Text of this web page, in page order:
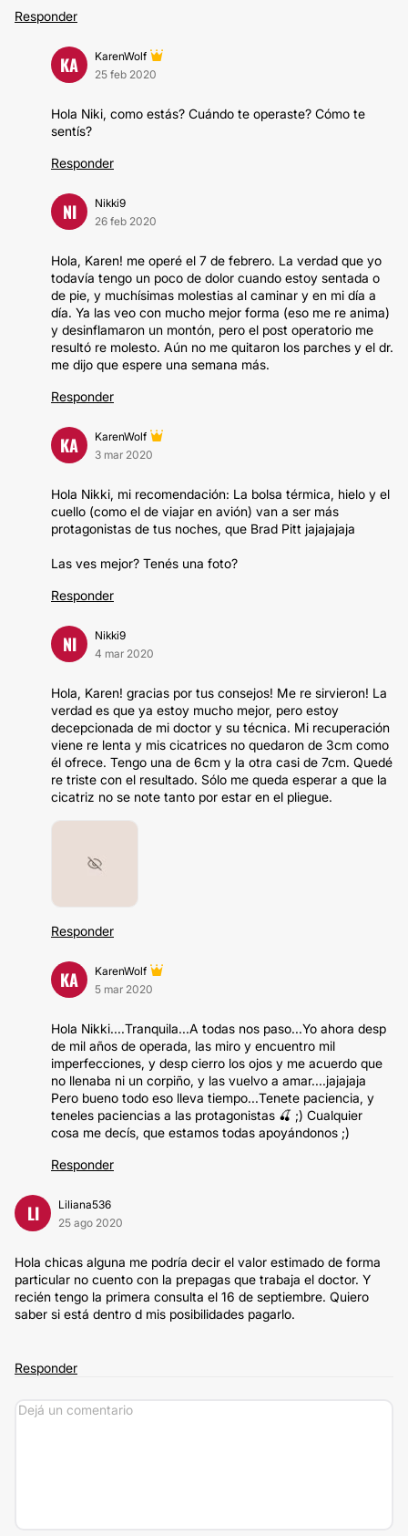
Responder
KA
KarenWolf
25 feb 2020
Hola Niki, como estás? Cuándo te operaste? Cómo te
sentís?
Responder
NI
Nikki9
26 feb 2020
Hola, Karen! me operé el 7 de febrero. La verdad que yo
todavía tengo un poco de dolor cuando estoy sentada o
de pie, y muchísimas molestias al caminar y en mi día a
día. Ya las veo con mucho mejor forma (eso me re anima)
y desinflamaron un montón, pero el post operatorio me
resultó re molesto. Aún no me quitaron los parches y el dr.
me dijo que espere una semana más.
Responder
KA
KarenWolf
3 mar 2020
Hola Nikki, mi recomendación: La bolsa térmica, hielo y el
cuello (como el de viajar en avión) van a ser más
protagonistas de tus noches, que Brad Pitt jajajajaja
Las ves mejor? Tenés una foto?
Responder
NI
Nikki9
4 mar 2020
Hola, Karen! gracias por tus consejos! Me re sirvieron! La
verdad es que ya estoy mucho mejor, pero estoy
decepcionada de mi doctor y su técnica. Mi recuperación
viene re lenta y mis cicatrices no quedaron de 3cm como
él ofrece. Tengo una de 6cm y la otra casi de 7cm. Quedé
re triste con el resultado. Sólo me queda esperar a que la
cicatriz no se note tanto por estar en el pliegue.
Responder
KA
KarenWolf
5 mar 2020
Hola Nikki....Tranquila...A todas nos paso...Yo ahora desp
de mil años de operada, las miro y encuentro mil
imperfecciones, y desp cierro los ojos y me acuerdo que
no llenaba ni un corpiño, y las vuelvo a amar....jajajaja
Pero bueno todo eso lleva tiempo...Tenete paciencia, y
teneles paciencias a las protagonistas 🍒 ;) Cualquier
cosa me decís, que estamos todas apoyándonos ;)
Responder
LI
Liliana536
25 ago 2020
Hola chicas alguna me podría decir el valor estimado de forma
particular no cuento con la prepagas que trabaja el doctor. Y
recién tengo la primera consulta el 16 de septiembre. Quiero
saber si está dentro d mis posibilidades pagarlo.
Responder